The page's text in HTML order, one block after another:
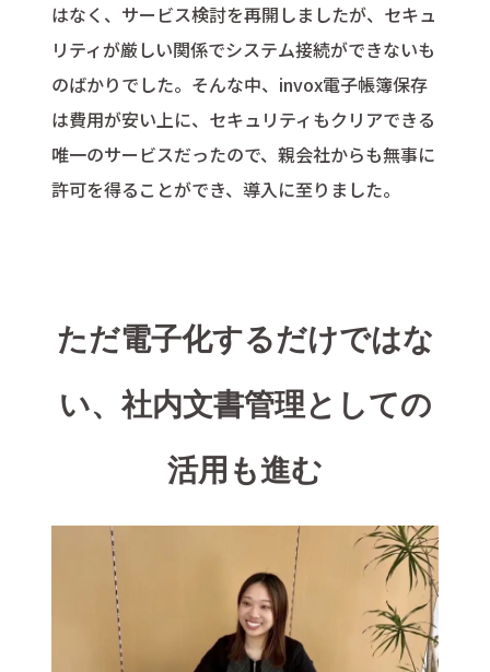
はなく、サービス検討を再開しましたが、セキュ
リティが厳しい関係でシステム接続ができないも
のばかりでした。そんな中、invox電子帳簿保存
は費用が安い上に、セキュリティもクリアできる
唯一のサービスだったので、親会社からも無事に
許可を得ることができ、導入に至りました。
ただ電子化するだけではな
い、社内文書管理としての
活用も進む